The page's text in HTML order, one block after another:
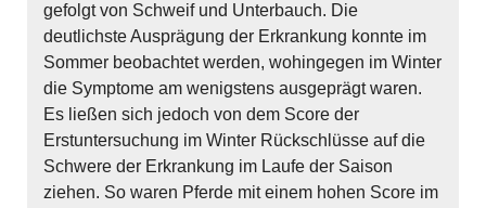
gefolgt von Schweif und Unterbauch. Die
deutlichste Ausprägung der Erkrankung konnte im
Sommer beobachtet werden, wohingegen im Winter
die Symptome am wenigstens ausgeprägt waren.
Es ließen sich jedoch von dem Score der
Erstuntersuchung im Winter Rückschlüsse auf die
Schwere der Erkrankung im Laufe der Saison
ziehen. So waren Pferde mit einem hohen Score im